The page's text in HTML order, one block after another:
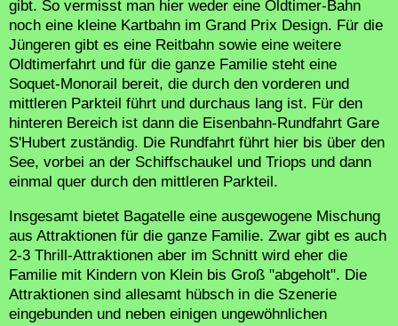
gibt. So vermisst man hier weder eine Oldtimer-Bahn
noch eine kleine Kartbahn im Grand Prix Design. Für die
Jüngeren gibt es eine Reitbahn sowie eine weitere
Oldtimerfahrt und für die ganze Familie steht eine
Soquet-Monorail bereit, die durch den vorderen und
mittleren Parkteil führt und durchaus lang ist. Für den
hinteren Bereich ist dann die Eisenbahn-Rundfahrt Gare
S'Hubert zuständig. Die Rundfahrt führt hier bis über den
See, vorbei an der Schiffschaukel und Triops und dann
einmal quer durch den mittleren Parkteil.
Insgesamt bietet Bagatelle eine ausgewogene Mischung
aus Attraktionen für die ganze Familie. Zwar gibt es auch
2-3 Thrill-Attraktionen aber im Schnitt wird eher die
Familie mit Kindern von Klein bis Groß "abgeholt". Die
Attraktionen sind allesamt hübsch in die Szenerie
eingebunden und neben einigen ungewöhnlichen